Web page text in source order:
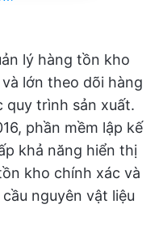
lý hàng tồn kho
lớn theo dõi hàng
quy trình sản xuất.
phần mềm lập kế
khả năng hiển thị
kho chính xác và
nguyên vật liệu